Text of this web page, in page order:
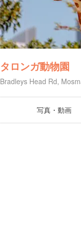
タロンガ動物園
Bradleys Head Rd,
写真・動画